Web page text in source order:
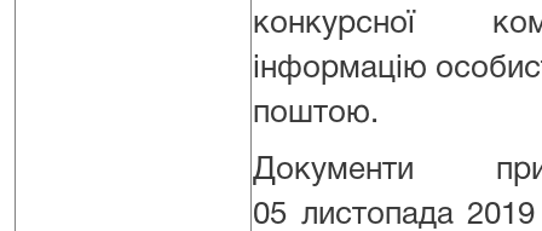
конкурсної
інформацію
поштою.
Документи
05 листопада